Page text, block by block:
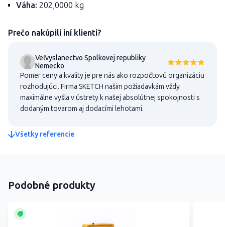
Váha: 202,0000 kg
Prečo nakúpili iní klienti?
Veľvyslanectvo Spolkovej republiky
Nemecko
Pomer ceny a kvality je pre nás ako rozpočtovú organizáciu
rozhodujúci. Firma SKETCH našim požiadavkám vždy
maximálne vyšla v ústrety k našej absolútnej spokojnosti s
dodaným tovarom aj dodacími lehotami.
Všetky referencie
Podobné produkty